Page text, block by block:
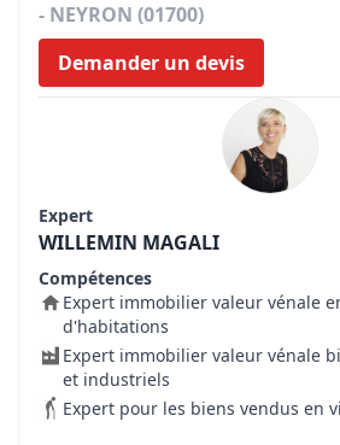
- NEYRON (01700)
Demander un devis
Expert
WILLEMIN MAGALI
Compétences
Expert immobilier valeur vénale
d'habitations
Expert immobilier valeur vénale
et industriels
Expert pour les biens vendus en